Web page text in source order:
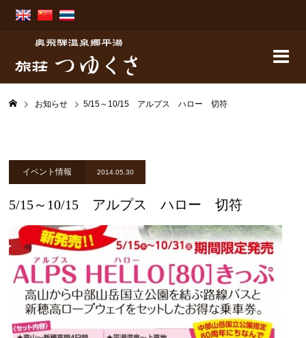
お知らせ 5/15～10/15 アルプス ハロー 切符
イベント情報 2014.05.30
5/15～10/15 アルプス ハロー 切符